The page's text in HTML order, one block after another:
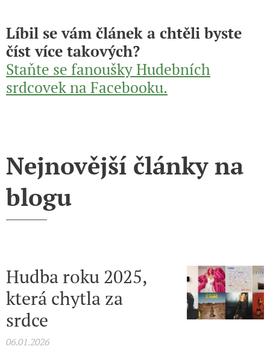
Líbil se vám článek a chtěli byste
číst více takových?
Staňte se fanoušky Hudebních
srdcovek na Facebooku.
Nejnovější články na
blogu
Hudba roku 2025,
která chytla za
srdce
06.01.2026